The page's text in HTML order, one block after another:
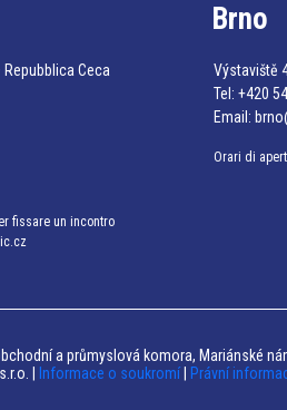
Ceca
fissare un incontro
Brno
Výstaviště
Tel:+420
Email:
Orari di
a průmyslová komora, Mariánské
|
Informace o soukromí Právní